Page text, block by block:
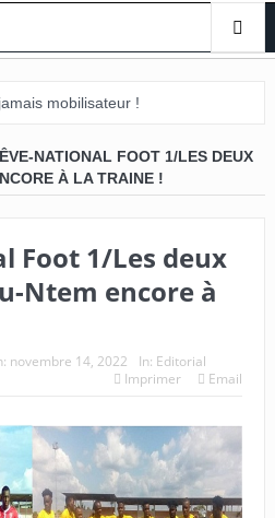
!
NATIONAL FOOT 1/LES DEUX
À LA TRAINE !
Foot 1/Les deux
Ntem encore à
novembre 14, 2022 In: Editorial
Imprimer Email